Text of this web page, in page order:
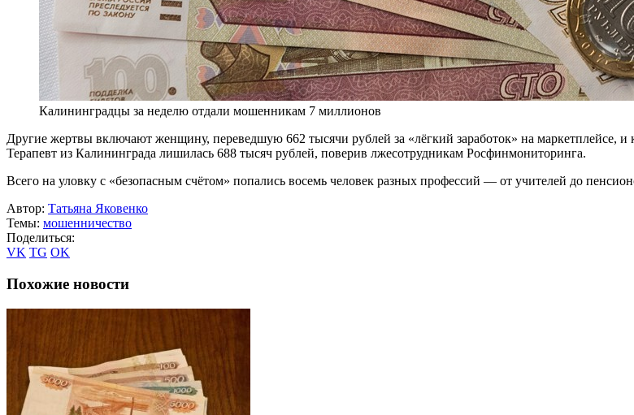
Калининградцы за неделю отдали мошенникам 7 миллионов
Другие жертвы включают женщину, переведшую 662 тысячи рублей за «лёгкий заработок» на маркетплейсе,
Терапевт из Калининграда лишилась 688 тысяч рублей, поверив лжесотрудникам Росфинмониторинга.
Всего на уловку с «безопасным счётом» попались восемь человек разных профессий — от учителей до
Автор: Татьяна Яковенко
Темы: мошенничество
Поделиться:
VK TG OK
Похожие новости